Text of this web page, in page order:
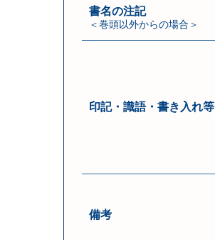
書名の注記
＜巻頭以外からの場合＞
印記・識語・書き入れ等
備考